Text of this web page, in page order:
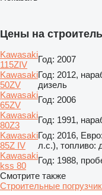
Цены на
Kawasaki
115ZIV
Год: 2007
Kawasaki
50ZV
Год: 2012,
дизель
Kawasaki
65ZV
Год: 2006
Kawasaki
80Z3
Год: 1991,
Kawasaki
85Z IV
Год: 2016,
л.с.), топливо:
Kawasaki
kss 80
Год: 1988,
Смотрите также
Строительные